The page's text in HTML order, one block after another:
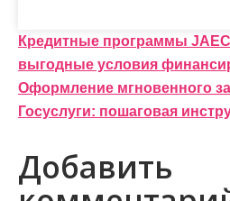
Н
а
в
и
г
Кредитные программы
выгодные условия
Оформление мгновенного
Госуслуги: пошаговая
Добавить